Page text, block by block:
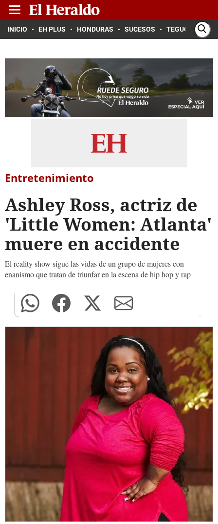
INICIO EH PLUS HONDURAS SUCESOS TEGUCIGALPA
Entretenimiento
Ashley Ross, actriz de
'Little Women: Atlanta'
muere en accidente
El reality show sigue las vidas de un grupo de mujeres con
enanismo que tratan de triunfar en la escena de hip hop y rap